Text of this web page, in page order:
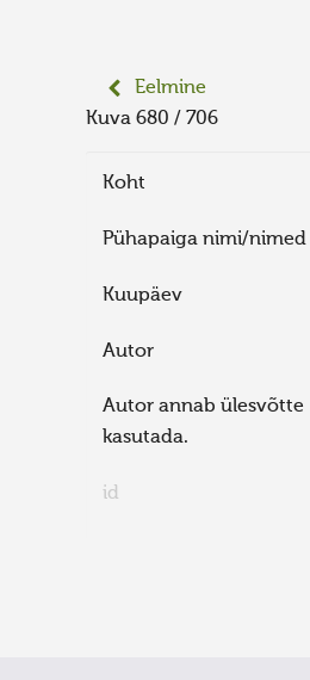
Eelmine
Kuva 680 / 706
Koht
Pühapaiga nimi/nimed
Kuupäev
Autor
Autor annab ülesvõtte
kasutada.
id